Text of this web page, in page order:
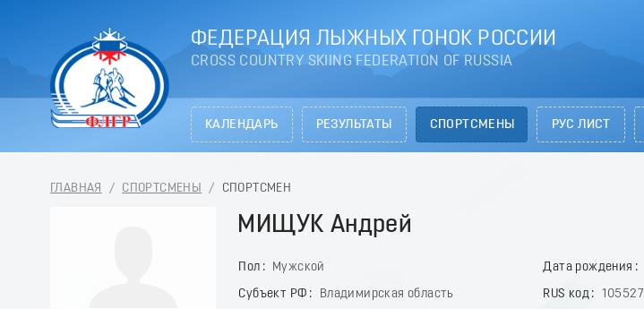
ФЕДЕРАЦИЯ ЛЫЖНЫХ ГОНОК РОССИИ
CROSS COUNTRY SKIING FEDERATION OF RUSSIA
КАЛЕНДАРЬ РЕЗУЛЬТАТЫ СПОРТСМЕНЫ РУС ЛИСТ
ГЛАВНАЯ / СПОРТСМЕНЫ / СПОРТСМЕН
МИЩУК Андрей
Пол Мужской Дата рождения
Субъект РФ
Владимирская область RUS код 105527